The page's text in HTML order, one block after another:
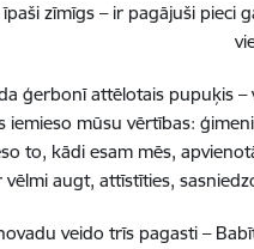
zīmīgs – ir pagājuši
ģerbonī attēlotais pupuķis
iemieso mūsu vērtības:
to, kādi esam mēs,
vēlmi augt, attīstīties,
veido trīs pagasti –